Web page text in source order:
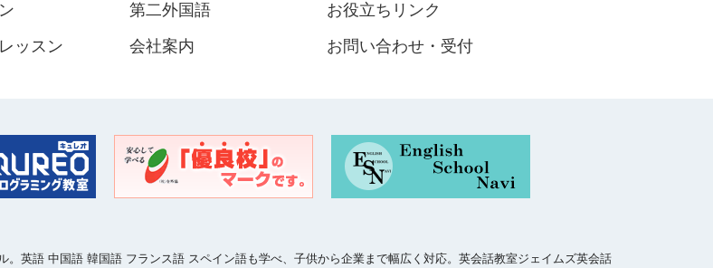
ッスン
第二外国語
会社案内
お役立ちリンク
お問い合わせ・受付
英語 中国語 韓国語 フランス語 スペイン語も学べ、子供から企業まで幅広く対応。英会話教室ジェイムズ英会話